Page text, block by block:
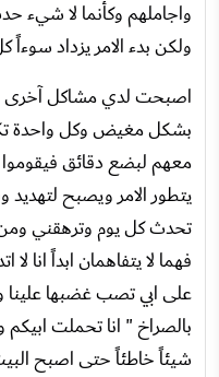
واجاملهم وكأنما لا شيء
ولكن بدء الامر يزداد سوءاً
اصبحت لدي مشاكل آخرى
بشكل مغيض وكل واحدة
معهم لبضع دقائق
يتطور الامر ويصبح
تحدث كل يوم وترهقني
فهما لا يتفاهمان ابداً
على ابي تصب غضبها علينا
بالصراخ " انا تحملت
شيئاً خاطئاً حتى اصبح